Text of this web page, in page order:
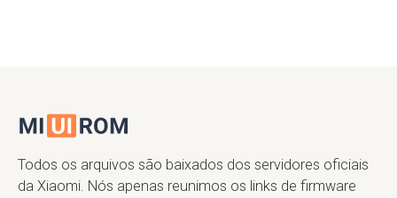
Todos os arquivos são baixados dos servidores oficiais
da Xiaomi. Nós apenas reunimos os links de firmware